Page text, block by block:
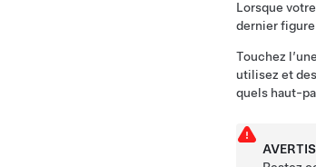
Lorsque
dernier
Touchez
utilisez et
quels haut-